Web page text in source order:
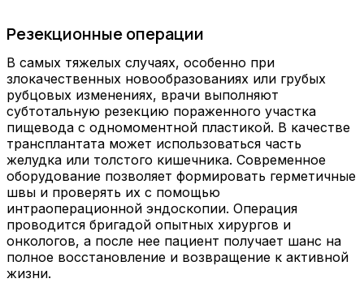
Резекционные операции
В самых тяжелых случаях, особенно при
злокачественных новообразованиях или грубых
рубцовых изменениях, врачи выполняют
субтотальную резекцию пораженного участка
пищевода с одномоментной пластикой. В качестве
трансплантата может использоваться часть
желудка или толстого кишечника. Современное
оборудование позволяет формировать герметичные
швы и проверять их с помощью
интраоперационной эндоскопии. Операция
проводится бригадой опытных хирургов и
онкологов, а после нее пациент получает шанс на
полное восстановление и возвращение к активной
жизни.